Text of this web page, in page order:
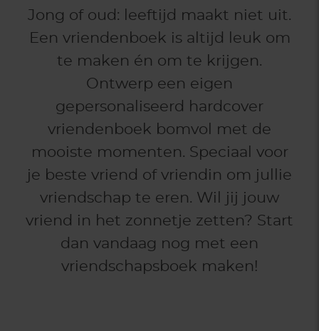
Jong of oud: leeftijd maakt niet uit.
Een vriendenboek is altijd leuk om
te maken én om te krijgen.
Ontwerp een eigen
gepersonaliseerd hardcover
vriendenboek bomvol met de
mooiste momenten. Speciaal voor
je beste vriend of vriendin om jullie
vriendschap te eren. Wil jij jouw
vriend in het zonnetje zetten? Start
dan vandaag nog met een
vriendschapsboek maken!